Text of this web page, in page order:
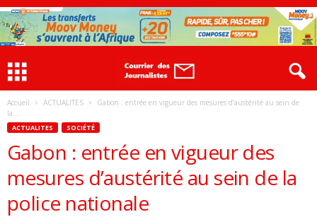
Accueil ACTUALITES
Gabon : entrée en vigueur des mesures d’austérité au sein de
la...
ACTUALITES SOCIÉTÉ
Gabon : entrée en vigueur des
mesures d’austérité au sein de la
police nationale